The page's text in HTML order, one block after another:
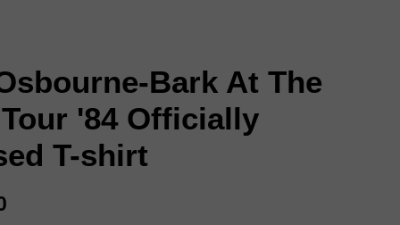
Bark At The
'84 Officially
T-shirt